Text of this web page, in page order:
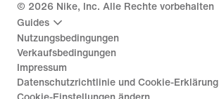
© 2026 Nike, Inc. Alle Rechte vorbehalten
Guides
Nutzungsbedingungen
Verkaufsbedingungen
Impressum
Datenschutzrichtlinie und Cookie-Erklärung